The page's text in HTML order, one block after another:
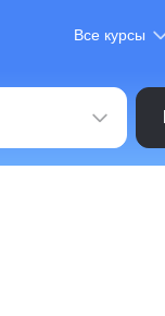
Все курсы